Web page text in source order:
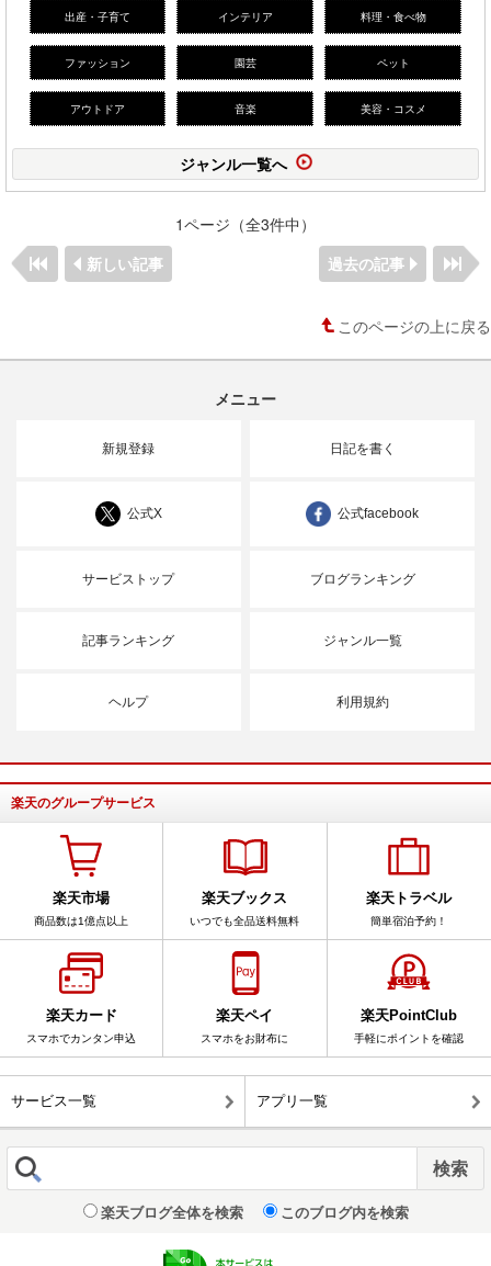
出産・子育て インテリア 料理・食べ物
ファッション 園芸 ペット
アウトドア 音楽 美容・コスメ
ジャンル一覧へ
1ページ（全3件中）
新しい記事
過去の記事
このページの上に戻る
メニュー
新規登録 日記を書く
公式X 公式facebook
サービストップ ブログランキング
記事ランキング ジャンル一覧
ヘルプ 利用規約
楽天のグループサービス
楽天市場
商品数は1億点以上
楽天ブックス
いつでも全品送料無料
楽天トラベル
簡単宿泊予約！
楽天カード
スマホでカンタン申込
楽天ペイ
スマホをお財布に
楽天PointClub
手軽にポイントを確認
サービス一覧 アプリ一覧
楽天ブログ全体を検索 このブログ内を検索